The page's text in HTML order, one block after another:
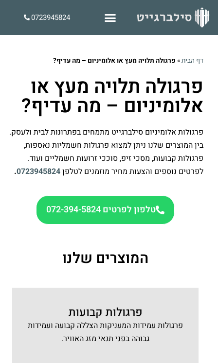
0723945824
דף הבית» פרגולה תלויה מעץ או אלומיניום – מה עדיף?
פרגולה תלויה מעץ או
אלומיניום – מה עדיף?
פרגולות אלומיניום סילברגייט מתמחים בפתרונות לבית ולעסק.
בין המוצרים שלנו ניתן למצוא פרגולות חשמליות נאספות,
פרגולות קבועות, מסכי זיפ, סוככי זרועות חשמליים ועוד.
לפרטים נוספים והצעות מחיר מוזמנים לטלפן0723945824
.
טלפון לפרטים 072-394-5824
המוצרים שלנו
פרגולות קבועות
פרגולות עמידות המעניקות הצללה קבועה ועמידות
גבוהה בפני תנאי מזג האוויר.